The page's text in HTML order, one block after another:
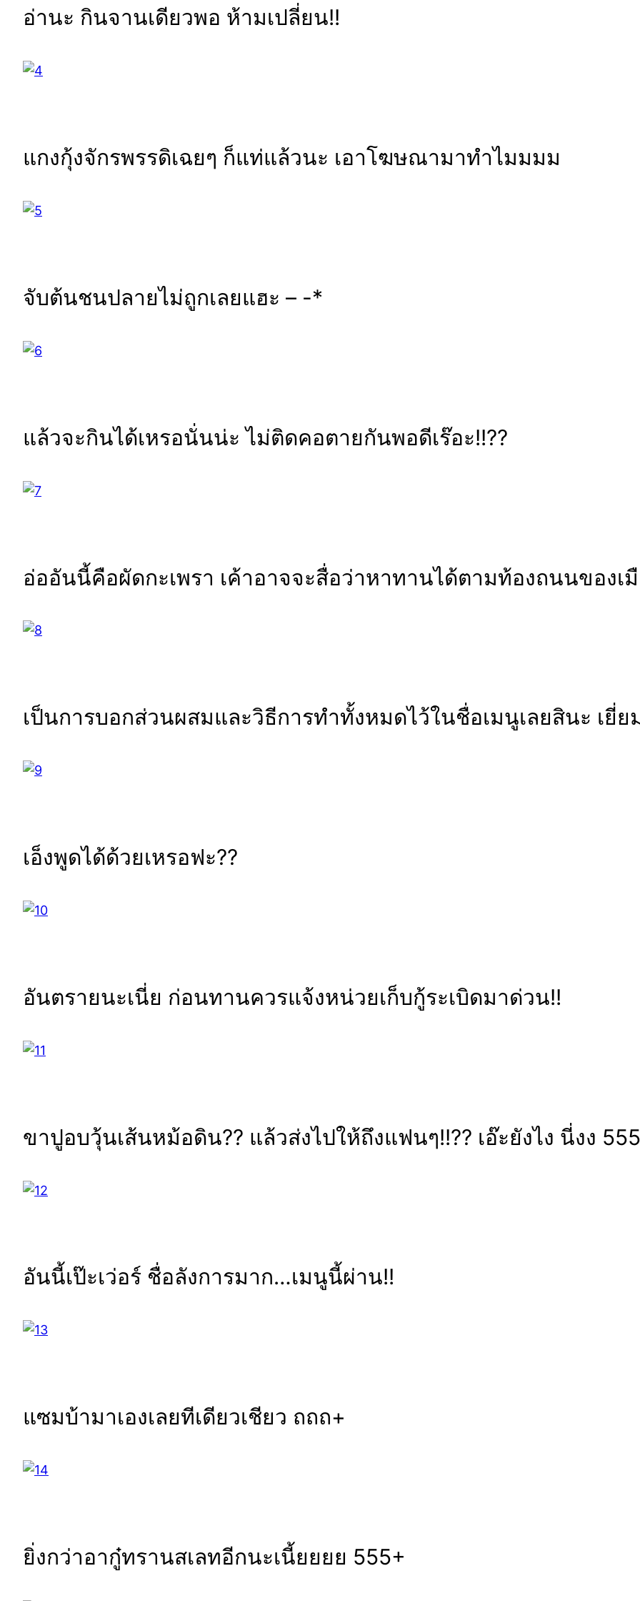
อ่านะ กินจานเดียวพอ ห้ามเปลี่ยน!!
แกงกุ้งจักรพรรดิเฉยๆ ก็แท่แล้วนะ เอาโฆษณามาทำไมมมม
จับต้นชนปลายไม่ถูกเลยแฮะ – -*
แล้วจะกินได้เหรอนั่นน่ะ ไม่ติดคอตายกันพอดีเร๊อะ!!??
อ่ออันนี้คือผัดกะเพรา เค้าอาจจะสื่อว่าหาทานได้ตามท้องถนนของเมื
เป็นการบอกส่วนผสมและวิธีการทำทั้งหมดไว้ในชื่อเมนูเลยสินะ เยี่ย
เอ็งพูดได้ด้วยเหรอฟะ??
อันตรายนะเนี่ย ก่อนทานควรแจ้งหน่วยเก็บกู้ระเบิดมาด่วน!!
ขาปูอบวุ้นเส้นหม้อดิน?? แล้วส่งไปให้ถึงแฟนๆ!!?? เอ๊ะยังไง นี่งง
อันนี้เป๊ะเว่อร์ ชื่อลังการมาก…เมนูนี้ผ่าน!!
แซมบ้ามาเองเลยทีเดียวเชียว ถถถ+
ยิ่งกว่าอากู๋ทรานสเลทอีกนะเนี้ยยยย 555+